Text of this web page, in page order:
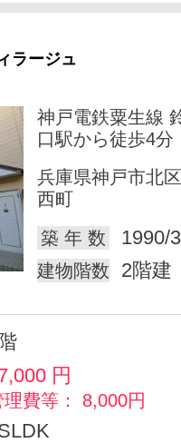
ラージュ
神戸電鉄粟生線
口駅から徒歩4分
兵庫県神戸市北
西町
築 年 数
1990/
建物階数 2階建
円
理費等： 8,000円